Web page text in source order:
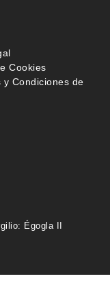
Cookies
y Condiciones de
Égogla II